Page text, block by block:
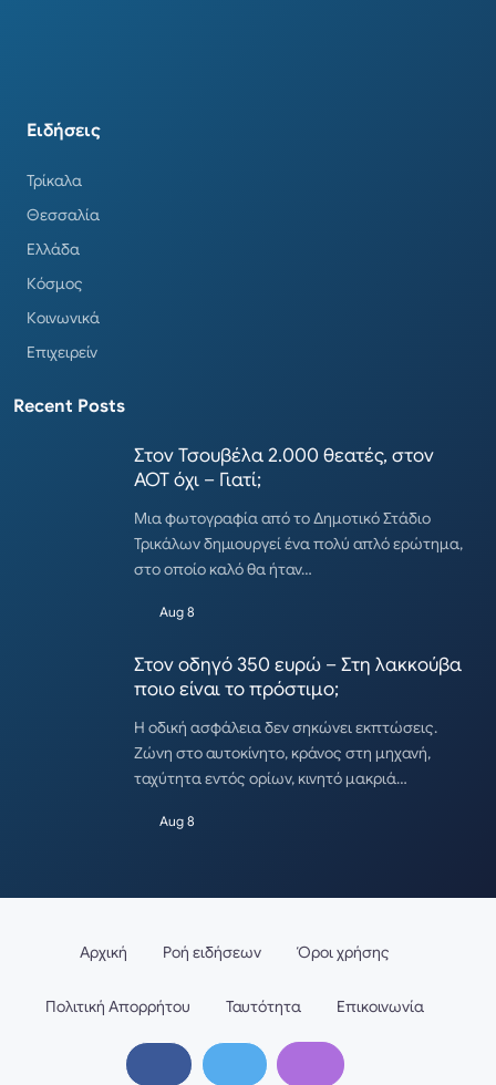
Ειδήσεις
Τρίκαλα
Θεσσαλία
Ελλάδα
Κόσμος
Κοινωνικά
Επιχειρείν
Recent Posts
Στον Τσουβέλα 2.000 θεατές, στον
ΑΟΤ όχι – Γιατί;
Μια φωτογραφία από το Δημοτικό Στάδιο
Τρικάλων δημιουργεί ένα πολύ απλό ερώτημα,
στο οποίο καλό θα ήταν…
Aug 8
Στον οδηγό 350 ευρώ – Στη λακκούβα
ποιο είναι το πρόστιμο;
Η οδική ασφάλεια δεν σηκώνει εκπτώσεις.
Ζώνη στο αυτοκίνητο, κράνος στη μηχανή,
ταχύτητα εντός ορίων, κινητό μακριά…
Aug 8
Αρχική Ροή ειδήσεων Όροι χρήσης
Πολιτική Απορρήτου Ταυτότητα Επικοινωνία